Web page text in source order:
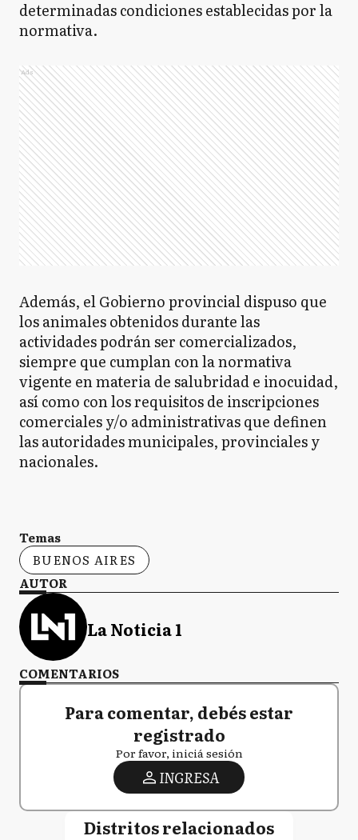
determinadas condiciones establecidas por la
normativa.
Ads
Además, el Gobierno provincial dispuso que
los animales obtenidos durante las
actividades podrán ser comercializados,
siempre que cumplan con la normativa
vigente en materia de salubridad e inocuidad,
así como con los requisitos de inscripciones
comerciales y/o administrativas que definen
las autoridades municipales, provinciales y
nacionales.
Temas
BUENOS AIRES
AUTOR
La Noticia 1
COMENTARIOS
Para comentar, debés estar
registrado
Por favor, iniciá sesión
INGRESA
Distritos relacionados